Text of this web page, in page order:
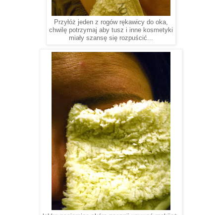
Przyłóż jeden z rogów rękawicy do oka,
chwilę potrzymaj aby tusz i inne kosmetyki
miały szansę się rozpuścić...